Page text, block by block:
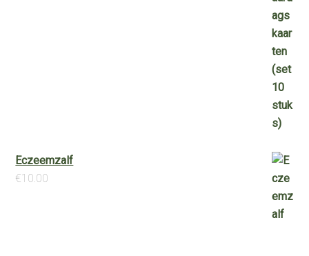
Eczeemzalf
€10.00